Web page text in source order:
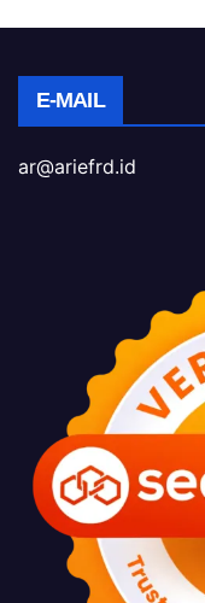
E-MAIL
ar@ariefrd.id